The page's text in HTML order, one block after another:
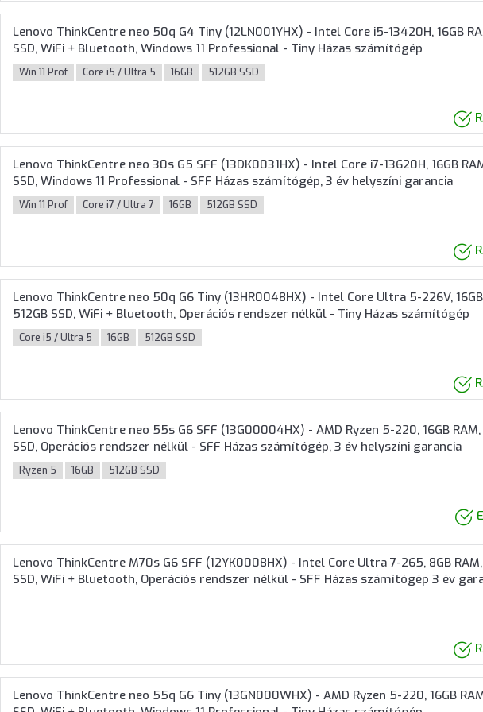
Lenovo ThinkCentre neo 50q G4 Tiny (12LN001YHX) - Intel Core i5-13420H, 16GB
SSD, WiFi + Bluetooth, Windows 11 Professional - Tiny Házas számítógép
Win 11 Prof Core i5 / Ultra 5 16GB 512GB SSD
Lenovo ThinkCentre neo 30s G5 SFF (13DK0031HX) - Intel Core i7-13620H, 16GB
SSD, Windows 11 Professional - SFF Házas számítógép, 3 év helyszíni garancia
Win 11 Prof Core i7 / Ultra 7 16GB 512GB SSD
Lenovo ThinkCentre neo 50q G6 Tiny (13HR0048HX) - Intel Core Ultra 5-226V,
512GB SSD, WiFi + Bluetooth, Operációs rendszer nélkül - Tiny Házas számítógép
Core i5 / Ultra 5 16GB 512GB SSD
Lenovo ThinkCentre neo 55s G6 SFF (13G00004HX) - AMD Ryzen 5-220, 16GB RAM,
SSD, Operációs rendszer nélkül - SFF Házas számítógép, 3 év helyszíni garancia
Ryzen 5 16GB 512GB SSD
Lenovo ThinkCentre M70s G6 SFF (12YK0008HX) - Intel Core Ultra 7-265, 8GB RAM,
SSD, WiFi + Bluetooth, Operációs rendszer nélkül - SFF Házas számítógép 3 év
Lenovo ThinkCentre neo 55q G6 Tiny (13GN000WHX) - AMD Ryzen 5-220, 16GB